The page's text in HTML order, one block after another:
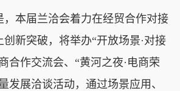
本届兰洽会着力在经贸合作对接
新突破，将举办“开放场景·对接
合作交流会、“黄河之夜·电商荣
发展洽谈活动，通过场景应用、